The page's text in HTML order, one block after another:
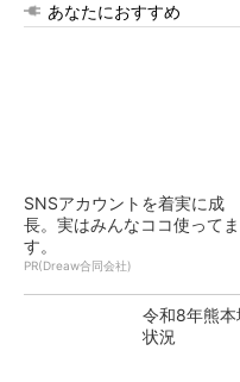
あなたにおすすめ
SNSアカウントを着実に成
長。実はみんなココ使ってま
す。
PR(Dreaw合同会社)
令和8年熊
状況